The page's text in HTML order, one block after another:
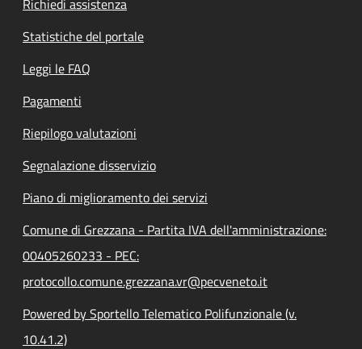
Statistiche del portale
Leggi le FAQ
Pagamenti
Riepilogo valutazioni
Segnalazione disservizio
Piano di miglioramento dei servizi
Comune di Grezzana - Partita IVA dell'amministrazione:
00405260233 - PEC:
protocollo.comune.grezzana.vr@pecveneto.it
Powered by Sportello Telematico Polifunzionale (v.
10.41.2)